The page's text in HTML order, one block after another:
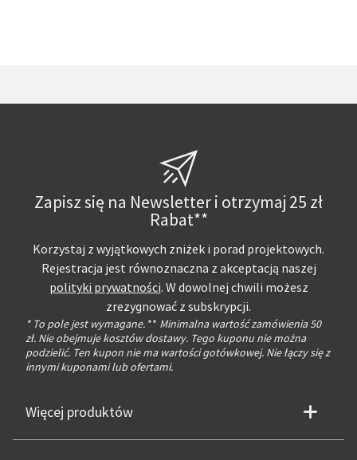
Zapisz się na Newsletter i otrzymaj 25 zł
Rabat**
Korzystaj z wyjątkowych zniżek i porad projektowych.
Rejestracja jest równoznaczna z akceptacją naszej
polityki prywatności. W dowolnej chwili możesz
zrezygnować z subskrypcji.
* To pole jest wymagane. ** Minimalna wartość zamówienia 50
zł. Nie obejmuje kosztów dostawy. Tego kuponu nie można
podzielić. Ten kupon nie ma wartości gotówkowej. Nie łączy się z
innymi kuponami lub ofertami.
Więcej produktów